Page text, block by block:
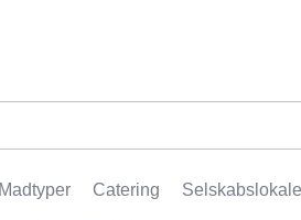
Madtyper Catering